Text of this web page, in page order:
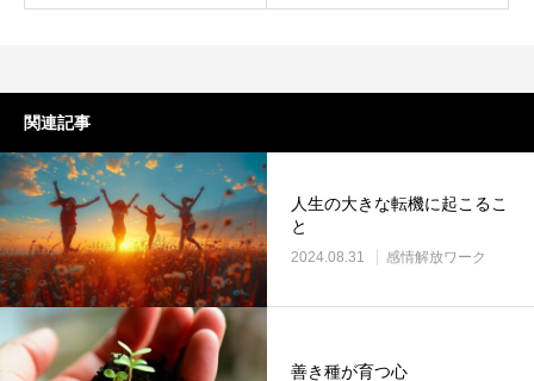
関連記事
人生の大きな転機に起こるこ
と
2024.08.31 感情解放ワーク
善き種が育つ心